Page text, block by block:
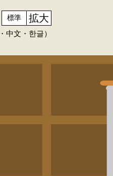
標準 拡大
中文・한글）